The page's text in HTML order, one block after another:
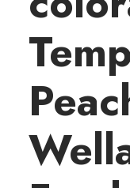
P
a
B